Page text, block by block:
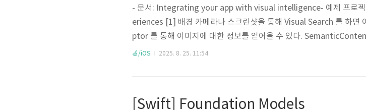
- 문서: Integrating your app with visual intelligence- 예제 프로
eriences [1] 배경 카메라나 스크린샷을 통해 Visual Search 를 하
ptor 를 통해 이미지에 대한 정보를 얻어올 수 있다.
bel 을 단독으로 쓸 수 없다. 굉장히 광범위한 label 정보를 주기 때문
🍏/iOS 2025. 8. 25. 11:54
[Swift] Foundation Models